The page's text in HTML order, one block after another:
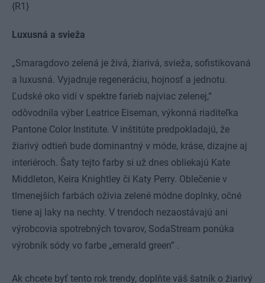
{R1}
Luxusná a svieža
„Smaragdovo zelená je živá, žiarivá, svieža, sofistikovaná
a luxusná. Vyjadruje regeneráciu, hojnosť a jednotu.
Ľudské oko vidí v spektre farieb najviac zelenej,“
odôvodnila výber Leatrice Eiseman, výkonná riaditeľka
Pantone Color Institute. V inštitúte predpokladajú, že
žiarivý odtieň bude dominantný v móde, kráse, dizajne aj
interiéroch. Šaty tejto farby si už dnes obliekajú Kate
Middleton, Keira Knightley či Katy Perry. Oblečenie v
tlmenejších farbách oživia zelené módne doplnky, očné
tiene aj laky na nechty. V trendoch nezaostávajú ani
výrobcovia spotrebných tovarov, SodaStream ponúka
výrobník sódy vo farbe „emerald green” .
Ak chcete byť tento rok trendy, doplňte váš šatník o žiarivý